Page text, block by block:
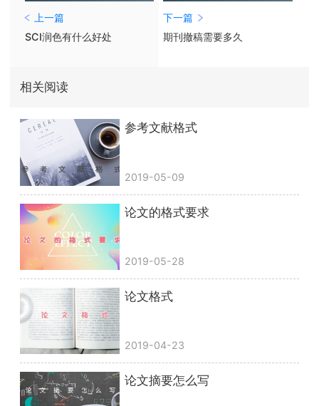
上一篇
SCI润色有什么好处
下一篇
期刊撤稿需要多久
相关阅读
参考文献格式
2019-05-09
论文的格式要求
2019-05-28
论文格式
2019-04-23
论文摘要怎么写